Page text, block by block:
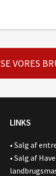
SE VORES
LINKS
• Salg af
• Salg af